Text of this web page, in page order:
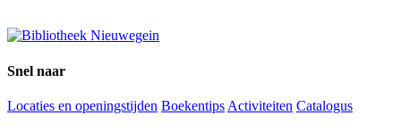
Snel naar
Locaties en openingstijden Boekentips Activiteiten Catalogus